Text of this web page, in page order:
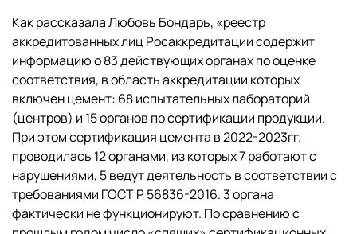
Как рассказала Любовь Бондарь, «реестр
аккредитованных лиц Росаккредитации содержит
информацию о 83 действующих органах по оценке
соответствия, в область аккредитации которых
включен цемент: 68 испытательных лабораторий
(центров) и 15 органов по сертификации продукции.
При этом сертификация цемента в 2022-2023гг.
проводилась 12 органами, из которых 7 работают с
нарушениями, 5 ведут деятельность в соответствии с
требованиями ГОСТ Р 56836-2016. 3 органа
фактически не функционируют. По сравнению с